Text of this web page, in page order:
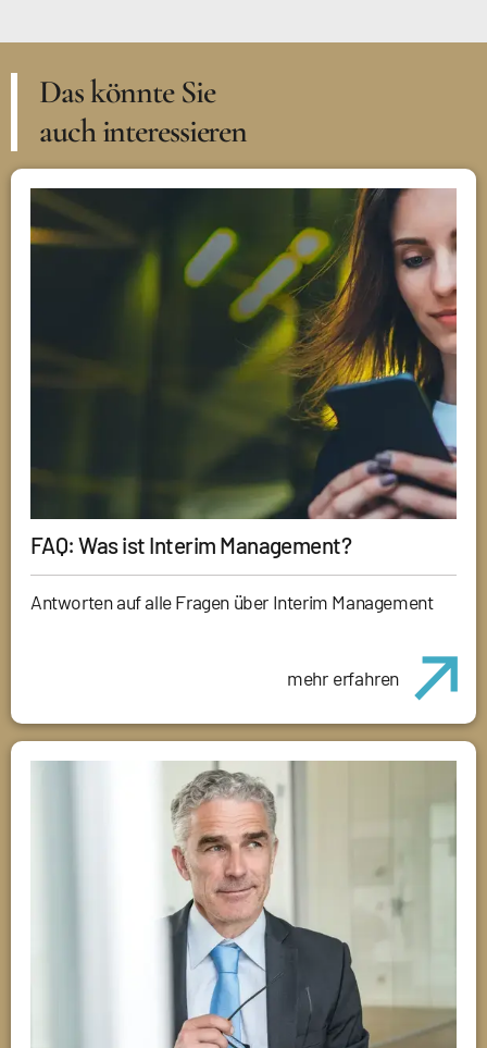
Das könnte Sie
auch interessieren
FAQ: Was ist Interim Management?
Antworten auf alle Fragen über Interim Management
mehr erfahren